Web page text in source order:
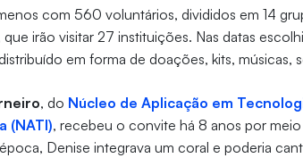
com 560 voluntários, divididos em 14
irão visitar 27 instituições. Nas datas
em forma de doações, kits, músicas,
, do Núcleo de Aplicação em
(NATI), recebeu o convite há 8 anos por meio
Denise integrava um coral e poderia